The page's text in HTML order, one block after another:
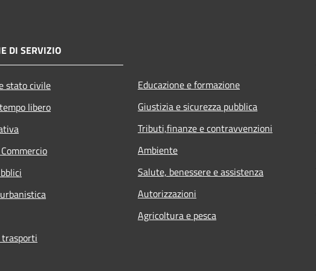
DI SERVIZIO
stato civile
libero
Educazione e formazione
Giustizia e sicurezza pubblica
Tributi,finanze e contravvenzioni
Ambiente
Salute, benessere e assistenza
Autorizzazioni
Agricoltura e pesca